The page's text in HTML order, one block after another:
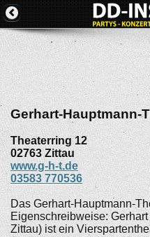
Gerhart-Hauptmann-
Theaterring 12
02763 Zittau
www.g-h-t.de
03583 770536
Das Gerhart-Hauptmann-
Eigenschreibweise:
Zittau) ist ein